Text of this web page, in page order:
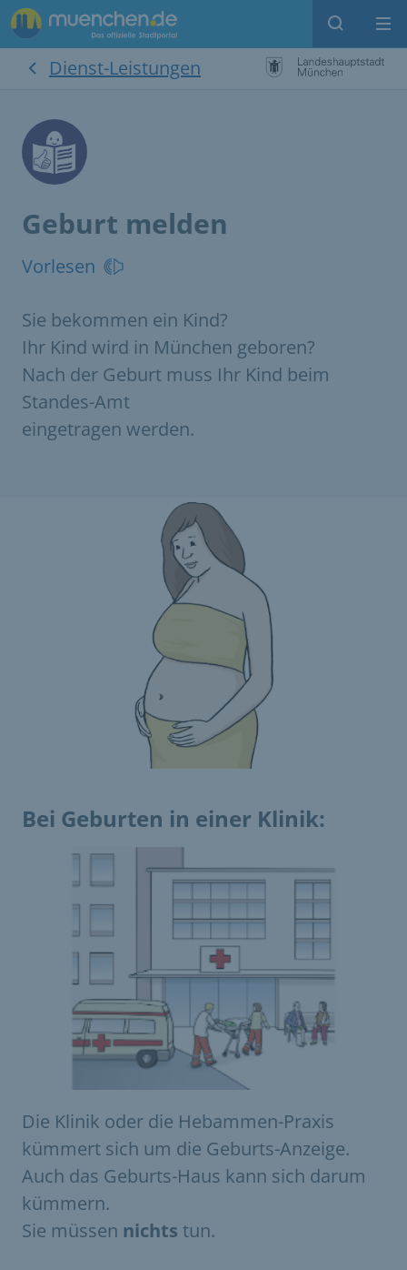
Suche
Dienst-Leistungen
Geburt melden
Vorlesen
Sie bekommen ein Kind?
Ihr Kind wird in München geboren?
Nach der Geburt muss Ihr Kind beim
Standes-Amt
eingetragen werden.
Bei Geburten in einer Klinik:
Die Klinik oder die Hebammen-Praxis
kümmert sich um die Geburts-Anzeige.
Auch das Geburts-Haus kann sich darum
kümmern.
Sie müssen nichts tun.